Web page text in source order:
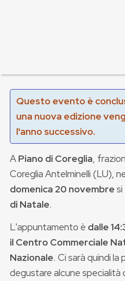
Questo evento è
una nuova edizione
l'anno successivo.
APiano di Coreglia,
Coreglia Antelminelli (LU),
domenica 20 novembre
di Natale.
L'appuntamento è dalle
il Centro Commerciale
Nazionale. Ci sarà quindi la
degustare alcune specialità